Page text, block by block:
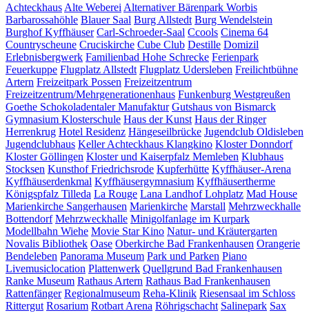
Achteckhaus Alte Weberei Alternativer Bärenpark Worbis
Barbarossahöhle Blauer Saal Burg Allstedt Burg Wendelstein
Burghof Kyffhäuser Carl-Schroeder-Saal Ccools Cinema 64
Countryscheune Cruciskirche Cube Club Destille Domizil
Erlebnisbergwerk Familienbad Hohe Schrecke Ferienpark
Feuerkuppe Flugplatz Allstedt Flugplatz Udersleben Freilichtbühne
Artern Freizeitpark Possen Freizeitzentrum
Freizeitzentrum/Mehrgenerationenhaus Funkenburg Westgreußen
Goethe Schokoladentaler Manufaktur Gutshaus von Bismarck
Gymnasium Klosterschule Haus der Kunst Haus der Ringer
Herrenkrug Hotel Residenz Hängeseilbrücke Jugendclub Oldisleben
Jugendclubhaus Keller Achteckhaus Klangkino Kloster Donndorf
Kloster Göllingen Kloster und Kaiserpfalz Memleben Klubhaus
Stocksen Kunsthof Friedrichsrode Kupferhütte Kyffhäuser-Arena
Kyffhäuserdenkmal Kyffhäusergymnasium Kyffhäusertherme
Königspfalz Tilleda La Rouge Lana LandhofLohplatz Mad House
Marienkirche Sangerhausen Marienkirche Marstall Mehrzweckhalle
Bottendorf Mehrzweckhalle Minigolfanlage im Kurpark
Modellbahn Wiehe Movie Star Kino Natur- und Kräutergarten
Novalis Bibliothek Oase Oberkirche Bad Frankenhausen Orangerie
Bendeleben Panorama Museum Park und Parken Piano
Livemusiclocation Plattenwerk Quellgrund Bad Frankenhausen
Ranke Museum Rathaus Artern Rathaus Bad Frankenhausen
Rattenfänger Regionalmuseum Reha-Klinik Riesensaal im Schloss
Rittergut Rosarium Rotbart Arena Röhrigschacht Salinepark Sax